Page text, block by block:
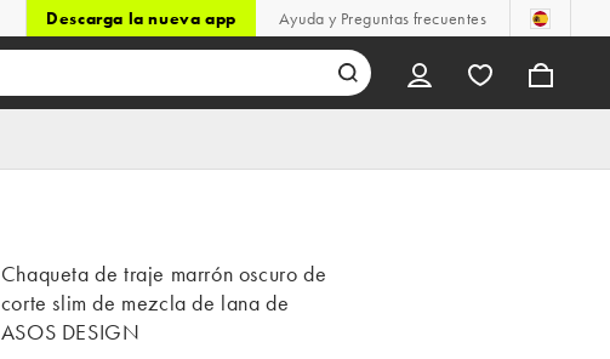
Descarga la nueva app Ayuda y Preguntas frecuentes
Chaqueta de traje marrón oscuro de
corte slim de mezcla de lana de
ASOS DESIGN